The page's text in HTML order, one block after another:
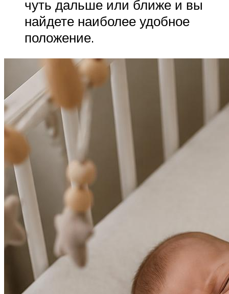
чуть дальше или ближе и вы
найдете наиболее удобное
положение.